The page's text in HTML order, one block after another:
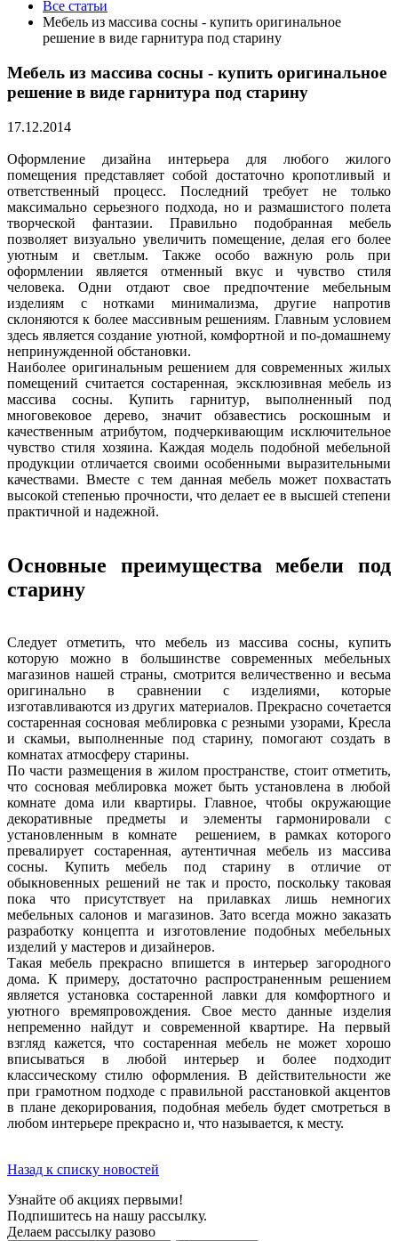
Все статьи
Мебель из массива сосны - купить оригинальное
решение в виде гарнитура под старину
Мебель из массива сосны - купить оригинальное
решение в виде гарнитура под старину
17.12.2014
Оформление дизайна интерьера для любого жилого
помещения представляет собой достаточно кропотливый и
ответственный процесс. Последний требует не только
максимально серьезного подхода, но и размашистого полета
творческой фантазии. Правильно подобранная мебель
позволяет визуально увеличить помещение, делая его более
уютным и светлым. Также особо важную роль при
оформлении является отменный вкус и чувство стиля
человека. Одни отдают свое предпочтение мебельным
изделиям с нотками минимализма, другие напротив
склоняются к более массивным решениям. Главным условием
здесь является создание уютной, комфортной и по-домашнему
непринужденной обстановки.
Наиболее оригинальным решением для современных жилых
помещений считается состаренная, эксклюзивная мебель из
массива сосны. Купить гарнитур, выполненный под
многовековое дерево, значит обзавестись роскошным и
качественным атрибутом, подчеркивающим исключительное
чувство стиля хозяина. Каждая модель подобной мебельной
продукции отличается своими особенными выразительными
качествами. Вместе с тем данная мебель может похвастать
высокой степенью прочности, что делает ее в высшей степени
практичной и надежной.
Основные преимущества мебели под
старину
Следует отметить, что мебель из массива сосны, купить
которую можно в большинстве современных мебельных
магазинов нашей страны, смотрится величественно и весьма
оригинально в сравнении с изделиями, которые
изготавливаются из других материалов. Прекрасно сочетается
состаренная сосновая меблировка с резными узорами, Кресла
и скамьи, выполненные под старину, помогают создать в
комнатах атмосферу старины.
По части размещения в жилом пространстве, стоит отметить,
что сосновая меблировка может быть установлена в любой
комнате дома или квартиры. Главное, чтобы окружающие
декоративные предметы и элементы гармонировали с
установленным в комнате решением, в рамках которого
превалирует состаренная, аутентичная мебель из массива
сосны. Купить мебель под старину в отличие от
обыкновенных решений не так и просто, поскольку таковая
пока что присутствует на прилавках лишь немногих
мебельных салонов и магазинов. Зато всегда можно заказать
разработку концепта и изготовление подобных мебельных
изделий у мастеров и дизайнеров.
Такая мебель прекрасно впишется в интерьер загородного
дома. К примеру, достаточно распространенным решением
является установка состаренной лавки для комфортного и
уютного времяпровождения. Свое место данные изделия
непременно найдут и современной квартире. На первый
взгляд кажется, что состаренная мебель не может хорошо
вписываться в любой интерьер и более подходит
классическому стилю оформления. В действительности же
при грамотном подходе с правильной расстановкой акцентов
в плане декорирования, подобная мебель будет смотреться в
любом интерьере прекрасно и, что называется, к месту.
Назад к списку новостей
Узнайте об акциях первыми!
Подпишитесь на нашу рассылку.
Делаем рассылку разово